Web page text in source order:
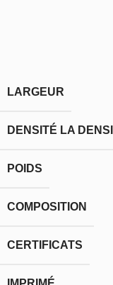
LARGEUR
DENSITÉ LA
POIDS
COMPOSITION
CERTIFICATS